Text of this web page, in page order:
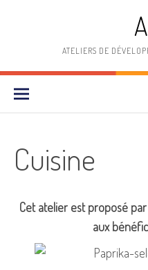
ATELIERS DE
Cuisine
Cet atelier est proposé
aux